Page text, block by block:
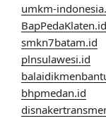
umkm-
BapPedaKlaten.id
smkn7batam.id
plnsulawesi.id
bhpmedan.id